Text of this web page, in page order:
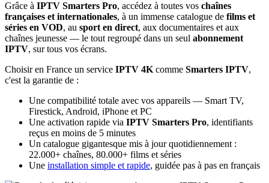
Grâce à IPTV Smarters Pro, accédez à toutes vos chaînes
françaises et internationales, à un immense catalogue de films et
séries en VOD, au sport en direct, aux documentaires et aux
chaînes jeunesse — le tout regroupé dans un seul abonnement
IPTV, sur tous vos écrans.
Choisir en France un service IPTV 4K comme Smarters IPTV,
c'est la garantie de :
Une compatibilité totale avec vos appareils — Smart TV,
Firestick, Android, iPhone et PC
Une activation rapide via IPTV Smarters Pro, identifiants
reçus en moins de 5 minutes
Un catalogue gigantesque mis à jour quotidiennement :
22.000+ chaînes, 80.000+ films et séries
Une installation simple et rapide, guidée pas à pas en français